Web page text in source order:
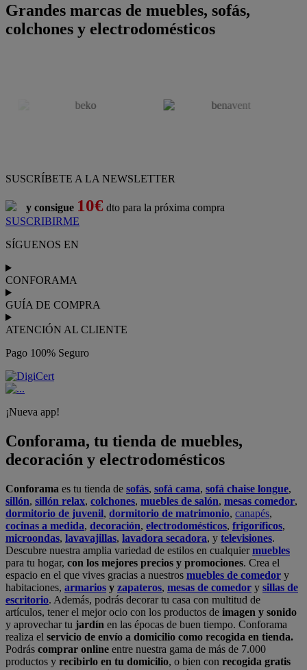
Grandes marcas de muebles, sofás,
colchones y electrodomésticos
SUSCRÍBETE A LA NEWSLETTER
y consigue 10€ dto para la próxima compra
SUSCRIBIRME
SÍGUENOS EN
CONFORAMA
GUÍA DE COMPRA
ATENCIÓN AL CLIENTE
Pago 100% Seguro
¡Nueva app!
Conforama, tu tienda de muebles,
decoración y electrodomésticos
Conforama es tu tienda de sofás, sofá cama, sofá chaise longue,
sillón, sillón relax, colchones, muebles de salón, mesas comedor,
dormitorio de juvenil, dormitorio de matrimonio, canapés,
cocinas a medida, decoración, electrodomésticos, frigoríficos,
microondas, lavavajillas, lavadora secadora, y televisiones.
Descubre nuestra amplia variedad de estilos en cualquiermuebles
para tu hogar, con los mejores precios y promociones. Crea el
espacio en el que vives gracias a nuestros muebles de comedor y
habitaciones, armarios y zapateros, mesas de comedor y sillas de
escritorio. Además, podrás decorar tu casa con multitud de
artículos, tener el mejor ocio con los productos de imagen y sonido
y aprovechar tu jardín en las épocas de buen tiempo. Conforama
realiza el servicio de envío a domicilio como recogida en tienda.
Podrás comprar online entre nuestra gama de más de 7.000
productos y recibirlo en tu domicilio, o bien con recogida gratis